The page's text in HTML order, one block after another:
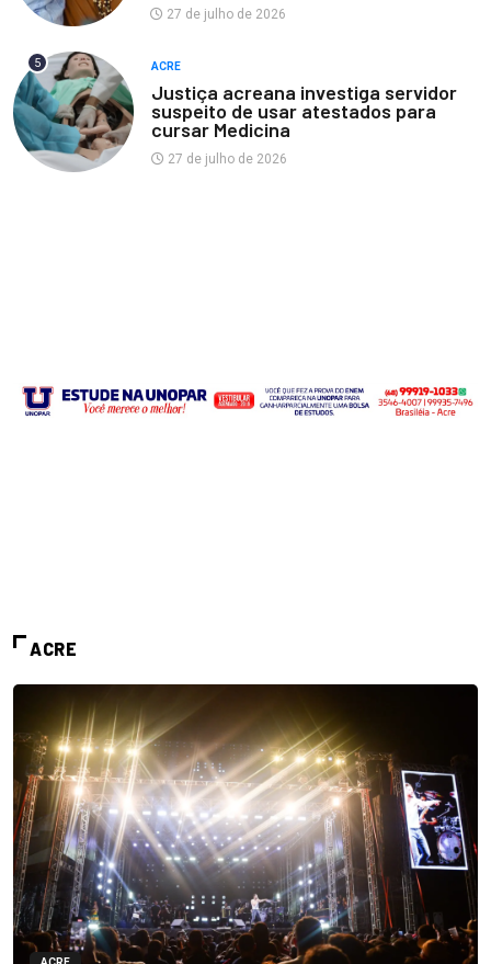
27 de julho de 2026
5 ACRE
Justiça acreana investiga servidor
suspeito de usar atestados para
cursar Medicina
27 de julho de 2026
ACRE